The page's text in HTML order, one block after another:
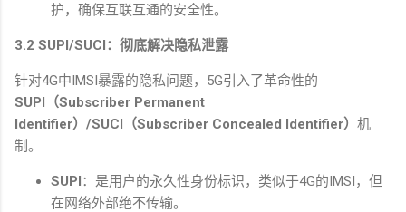
护，确保互联互通的安全性。
3.2 SUPI/SUCI：彻底解决隐私泄露
针对4G中IMSI暴露的隐私问题， 5G引入了革命性的
SUPI （Subscriber Permanent
Identifier） /SUCI （Subscriber Concealed Identifier） 机
制。
SUPI：是用户的永久性身份标识，类似于4G的IMSI，但
在网络外部绝不传输。